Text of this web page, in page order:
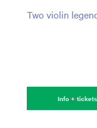
Two violin
Info + tickets